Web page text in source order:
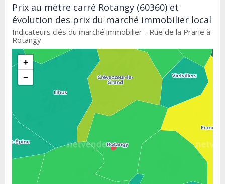
Prix au mètre carré Rotangy (60360) et
évolution des prix du marché immobilier local
Indicateurs clés du marché immobilier - Rue de la Prarie à
Rotangy
+
−